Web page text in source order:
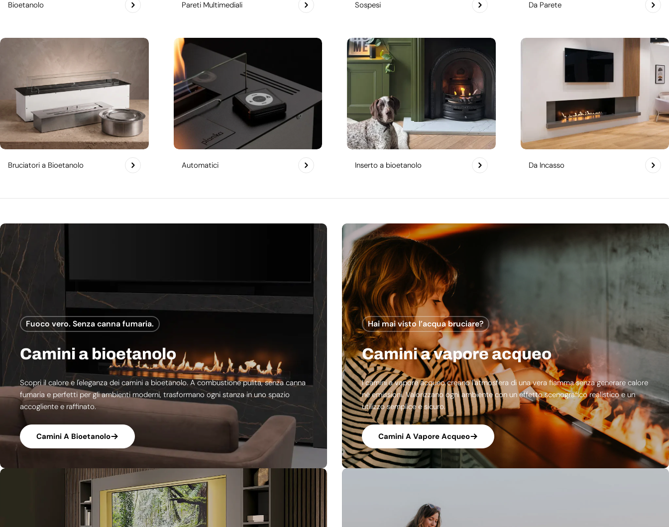
Bioetanolo Pareti Multimediali Sospesi Da Parete
Bruciatori a Bioetanolo Automatici Inserto a bioetanolo Da Incasso
Fuoco vero. Senza canna fumaria.
Camini a bioetanolo
Scopri il calore e l'eleganza dei camini a bioetanolo. A combustione pulita, senza canna
fumaria e perfetti per gli ambienti moderni, trasformano ogni stanza in uno spazio
accogliente e raffinato.
Camini A Bioetanolo
Hai mai visto l’acqua bruciare?
Camini a vapore acqueo
I camini a vapore acqueo creano l'atmosfera di una vera fiamma senza generare calore
né emissioni. Valorizzano ogni ambiente con un effetto scenografico realistico e un
utilizzo semplice e sicuro.
Camini A Vapore Acqueo